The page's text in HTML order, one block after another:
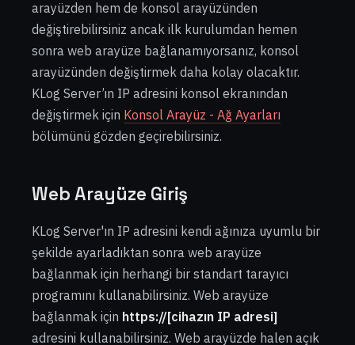
arayüzden hem de konsol arayüzünden
değiştirebilirsiniz ancak ilk kurulumdan hemen
sonra web arayüze bağlanamıyorsanız, konsol
arayüzünden değiştirmek daha kolay olacaktır.
KLog Server’ın IP adresini konsol ekranından
değiştirmek için Konsol Arayüz - Ağ Ayarları
bölümünü gözden geçirebilirsiniz.
Web Arayüze Giriş
KLog Server'ın IP adresini kendi ağınıza uyumlu bir
şekilde ayarladıktan sonra web arayüze
bağlanmak için herhangi bir standart tarayıcı
programını kullanabilirsiniz. Web arayüze
bağlanmak için https://[cihazın IP adresi]
adresini kullanabilirsiniz. Web arayüzde halen açık